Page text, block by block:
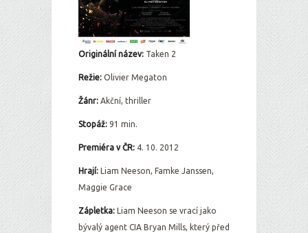
Originální název: Taken 2
Režie: Olivier Megaton
Žánr: Akční, thriller
Stopáž: 91 min.
Premiéra v ČR: 4. 10. 2012
Hrají: Liam Neeson, Famke Janssen,
Maggie Grace
Zápletka: Liam Neeson se vrací jako
bývalý agent CIA Bryan Mills, který před